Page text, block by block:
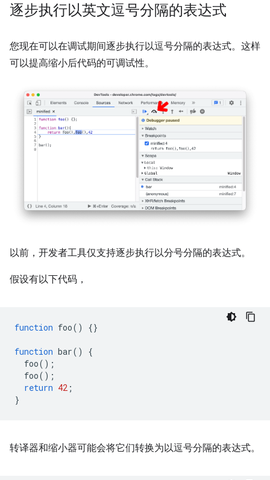
逐步执行以英文逗号分隔的表达式
您现在可以在调试期间逐步执行以逗号分隔的表达式。这样
可以提高缩小后代码的可调试性。
以前，开发者工具仅支持逐步执行以分号分隔的表达式。
假设有以下代码，
function foo() {}
function bar()
{
foo();
foo();
return 42 ;
}
转译器和缩小器可能会将它们转换为以逗号分隔的表达式。